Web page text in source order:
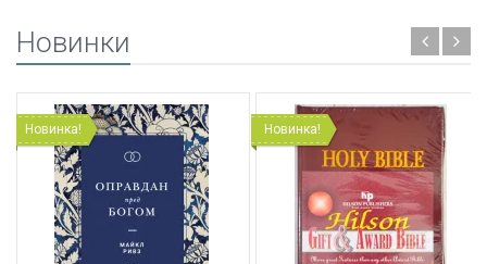
Новинки
Новинка! Новинка!